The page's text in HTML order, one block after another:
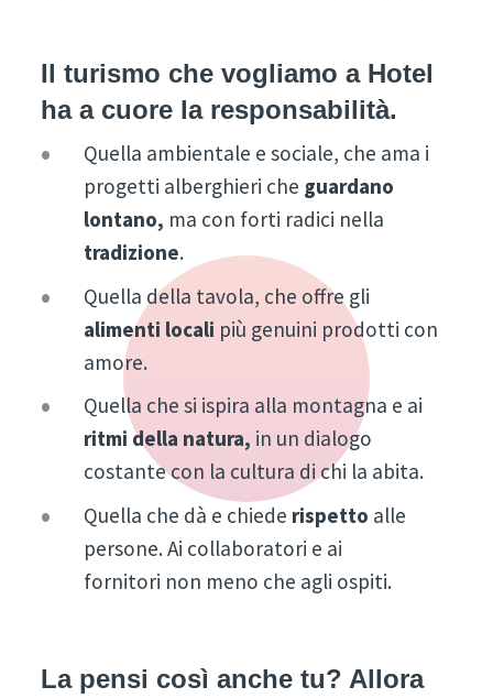
Il turismo che vogliamo a Hotel
ha a cuore la responsabilità.
Quella ambientale e sociale, che ama i
progetti alberghieri che guardano
lontano, ma con forti radici nella
tradizione.
Quella della tavola, che offre gli
alimenti locali più genuini prodotti con
amore.
Quella che si ispira alla montagna e ai
ritmi della natura, in un dialogo
costante con la cultura di chi la abita.
Quella che dà e chiede rispetto alle
persone. Ai collaboratori e ai
fornitori non meno che agli ospiti.
La pensi così anche tu? Allora